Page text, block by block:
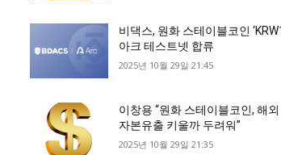
비댁스, 원화 스테이블코인
아크 테스트넷 합류
2025년 10월 29일 21:45
이창용 “원화 스테이블코인, 해외
자본유출 키울까 두려워”
2025년 10월 29일 21:35